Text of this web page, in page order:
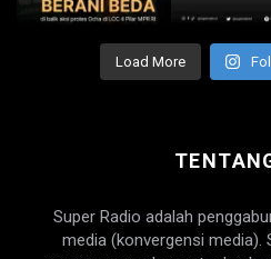
Load More
Super Radio adalah
media (konvergensi media).